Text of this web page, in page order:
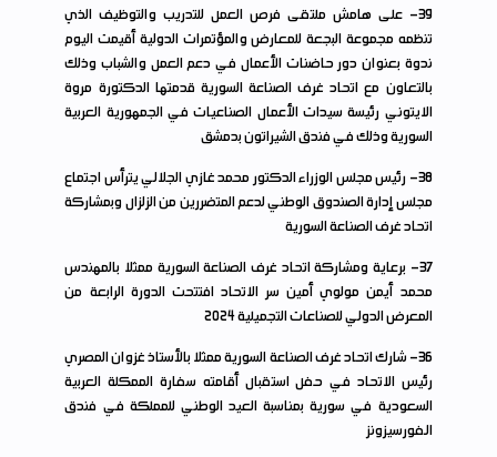
39- على هامش ملتقى فرص العمل للتدريب والتوظيف الذي
تنظمه مجموعة البجعة للمعارض والمؤتمرات الدولية أقيمت اليوم
ندوة بعنوان دور حاضنات الأعمال في دعم العمل والشباب وذلك
بالتعاون مع اتحاد غرف الصناعة السورية قدمتها الدكتورة مروة
الايتوني رئيسة سيدات الأعمال الصناعيات في الجمهورية العربية
السورية وذلك في فندق الشيراتون بدمشق
38- رئيس مجلس الوزراء الدكتور محمد غازي الجلالي يترأس اجتماع
مجلس إدارة الصندوق الوطني لدعم المتضررين من الزلزال وبمشاركة
اتحاد غرف الصناعة السورية
37- برعاية ومشاركة اتحاد غرف الصناعة السورية ممثلا بالمهندس
محمد أيمن مولوي أمين سر الاتحاد افتتحت الدورة الرابعة من
المعرض الدولي للصناعات التجميلية 2024
36- شارك اتحاد غرف الصناعة السورية ممثلا بالأستاذ غزوان المصري
رئيس الاتحاد في حفل استقبال أقامته سفارة الممكلة العربية
السعودية في سورية بمناسبة العيد الوطني للمملكة في فندق
الـفورسيزونز